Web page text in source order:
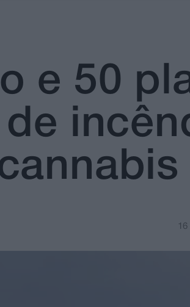
e 50
16